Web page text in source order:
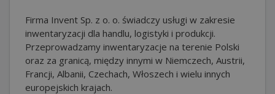
Firma Invent Sp. z o. o. świadczy usługi w zakresie
inwentaryzacji dla handlu, logistyki i produkcji.
Przeprowadzamy inwentaryzacje na terenie Polski
oraz za granicą, między innymi w Niemczech, Austrii,
Francji, Albanii, Czechach, Włoszech i wielu innych
europejskich krajach.